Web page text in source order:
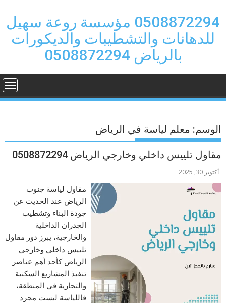
content
0508872294 مؤسسة روعة سهيل
للدهانات والتشطيبات والديكورات
بالرياض 0508872294
الوسم: معلم لياسة في الرياض
مقاول تلييس داخلي وخارجي الرياض 0508872294
أكتوبر 30, 2025
مقاول لياسة جنوب
الرياض عند الحديث عن
جودة البناء وتشطيب
الجدران الداخلية
والخارجية، يبرز دور مقاول
تلييس داخلي وخارجي
الرياض كأحد أهم عناصر
تنفيذ المشاريع السكنية
والتجارية في المنطقة،
فاللياسة ليست مجرد